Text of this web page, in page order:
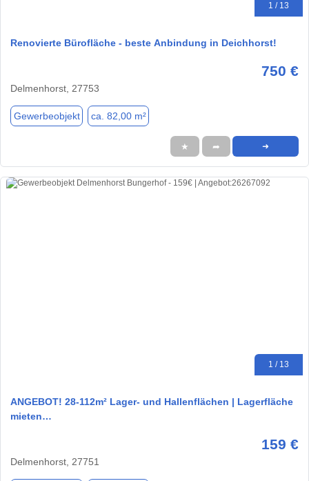
1 / 13
Renovierte Bürofläche - beste Anbindung in Deichhorst!
750 €
Delmenhorst, 27753
Gewerbeobjekt ca. 82,00 m²
★ ➦ ➜
1 / 13
ANGEBOT! 28-112m² Lager- und Hallenflächen | Lagerfläche
mieten…
159 €
Delmenhorst, 27751